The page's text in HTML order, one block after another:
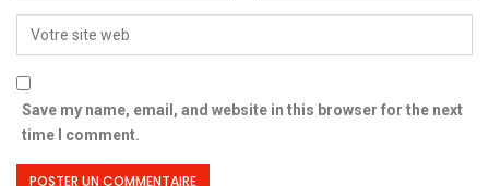
Save my name, email, and website in this browser for the next
time I comment.